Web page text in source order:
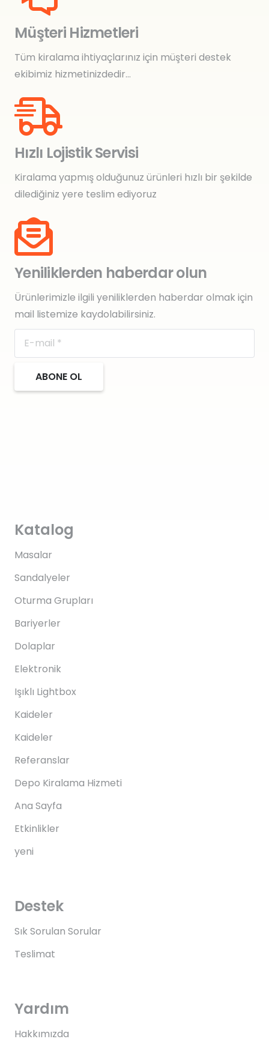
Müşteri Hizmetleri
Tüm kiralama ihtiyaçlarınız için müşteri destek
ekibimiz hizmetinizdedir…
Hızlı Lojistik Servisi
Kiralama yapmış olduğunuz ürünleri hızlı bir şekilde
dilediğiniz yere teslim ediyoruz
Yeniliklerden haberdar olun
Ürünlerimizle ilgili yeniliklerden haberdar olmak için
mail listemize kaydolabilirsiniz.
ABONE OL
Katalog
Masalar
Sandalyeler
Oturma Grupları
Bariyerler
Dolaplar
Elektronik
Işıklı Lightbox
Kaideler
Kaideler
Referanslar
Depo Kiralama Hizmeti
Ana Sayfa
Etkinlikler
yeni
Destek
Sık Sorulan Sorular
Teslimat
Yardım
Hakkımızda